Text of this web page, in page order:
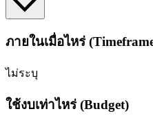
ภายในเมื่อไหร่
ไม่ระบุ
ใช้งบเท่าไหร่ (Budget)